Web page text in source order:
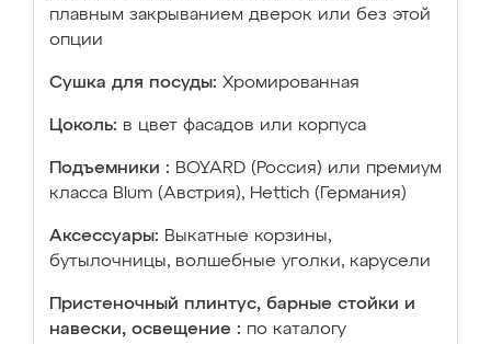
плавным закрыванием дверок или без этой
опции
Сушка для посуды: Хромированная
Цоколь: в цвет фасадов или корпуса
Подъемники : BOYARD (Россия) или премиум
класса Blum (Австрия), Hettich (Германия)
Аксессуары: Выкатные корзины,
бутылочницы, волшебные уголки, карусели
Пристеночный плинтус, барные стойки и
навески, освещение : по каталогу